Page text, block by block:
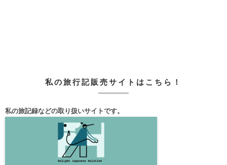
私の旅行記販売サイトはこちら！
私の旅記録などの取り扱いサイトです。